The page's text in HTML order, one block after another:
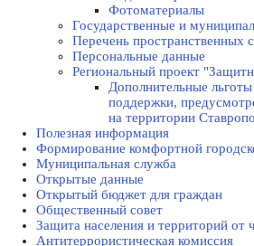
Фотоматериалы
Государственные и
Перечень пространственных
Персональные данные
Региональный проект
Дополнительные
поддержки,
на территории
Полезная информация
Формирование комфортной
Муниципальная служба
Открытые данные
Открытый бюджет для граждан
Общественный совет
Защита населения и территорий от
Антитеррористическая комиссия